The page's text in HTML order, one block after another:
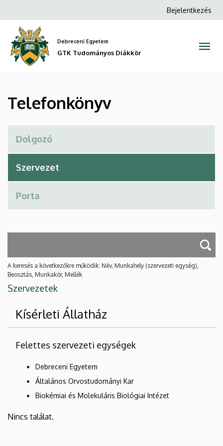
GTK
Tudományos
Diákkör
a
tartalomra
Anonim
Bejelentkezés
Debreceni Egyetem
GTK Tudományos Diákkör
Telefonkönyv
A keresés a következőkre működik: Név, Munkahely (szervezeti egység),
Beosztás, Munkakör, Mellék
Szervezetek
Kísérleti Állatház
Felettes szervezeti egységek
Debreceni Egyetem
Általános Orvostudományi Kar
Biokémiai és Molekuláris Biológiai Intézet
Nincs találat.